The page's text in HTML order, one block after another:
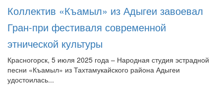
Коллектив «Къамыл» из Адыгеи завоевал
Гран-при фестиваля современной
этнической культуры
Красногорск, 5 июля 2025 года – Народная студия эстрадной
песни «Къамыл» из Тахтамукайского района Адыгеи
удостоилась...